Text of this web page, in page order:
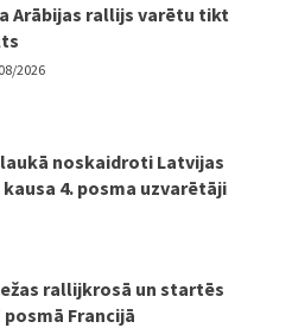
Arābijas rallijs varētu tikt
2026
noskaidroti Latvijas
4. posma uzvarētāji
rallijkrosā un startēs
posmā Francijā